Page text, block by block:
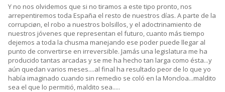
Y no nos olvidemos que si no tiramos a este tipo pronto, nos
arrepentiremos toda España el resto de nuestros días. A parte de la
corrupciøn, el robo a nuestros bolsillos, y el adoctrinamiento de
nuestros jóvenes que representan el futuro, cuanto más tiempo
dejemos a toda la chusma manejando ese poder puede llegar al
punto de convertirse en irreversible. Jamás una legislatura me ha
producido tantas arcadas y se me ha hecho tan larga como ésta...y
aún quedan varios meses....al final ha resultado peor de lo que yo
había imaginado cuando sin remedio se coló en la Moncloa...maldito
sea el que lo permitió, maldito sea.....